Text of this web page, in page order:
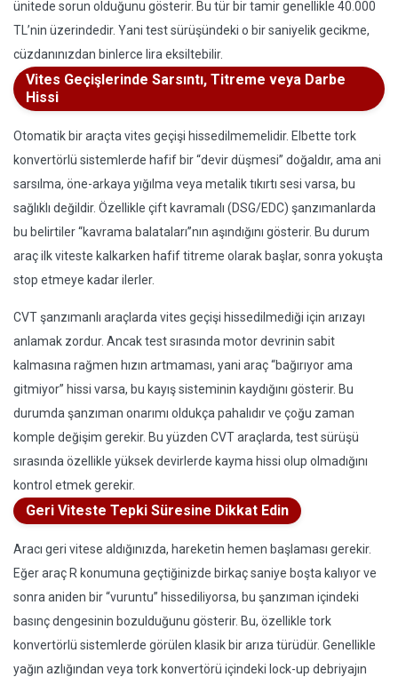
ünitede sorun olduğunu gösterir. Bu tür bir tamir genellikle 40.000
TL’nin üzerindedir. Yani test sürüşündeki o bir saniyelik gecikme,
cüzdanınızdan binlerce lira eksiltebilir.
Vites Geçişlerinde Sarsıntı, Titreme veya Darbe
Hissi
Otomatik bir araçta vites geçişi hissedilmemelidir. Elbette tork
konvertörlü sistemlerde hafif bir “devir düşmesi” doğaldır, ama ani
sarsılma, öne-arkaya yığılma veya metalik tıkırtı sesi varsa, bu
sağlıklı değildir. Özellikle çift kavramalı (DSG/EDC) şanzımanlarda
bu belirtiler “kavrama balataları”nın aşındığını gösterir. Bu durum
araç ilk viteste kalkarken hafif titreme olarak başlar, sonra yokuşta
stop etmeye kadar ilerler.
CVT şanzımanlı araçlarda vites geçişi hissedilmediği için arızayı
anlamak zordur. Ancak test sırasında motor devrinin sabit
kalmasına rağmen hızın artmaması, yani araç “bağırıyor ama
gitmiyor” hissi varsa, bu kayış sisteminin kaydığını gösterir. Bu
durumda şanzıman onarımı oldukça pahalıdır ve çoğu zaman
komple değişim gerekir. Bu yüzden CVT araçlarda, test sürüşü
sırasında özellikle yüksek devirlerde kayma hissi olup olmadığını
kontrol etmek gerekir.
Geri Viteste Tepki Süresine Dikkat Edin
Aracı geri vitese aldığınızda, hareketin hemen başlaması gerekir.
Eğer araç R konumuna geçtiğinizde birkaç saniye boşta kalıyor ve
sonra aniden bir “vuruntu” hissediliyorsa, bu şanzıman içindeki
basınç dengesinin bozulduğunu gösterir. Bu, özellikle tork
konvertörlü sistemlerde görülen klasik bir arıza türüdür. Genellikle
yağın azlığından veya tork konvertörü içindeki lock-up debriyajın